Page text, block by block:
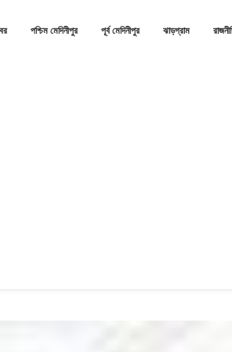
পশ্চিম মেদিনীপুর পূর্ব মেদিনীপুর ঝাড়গ্রাম